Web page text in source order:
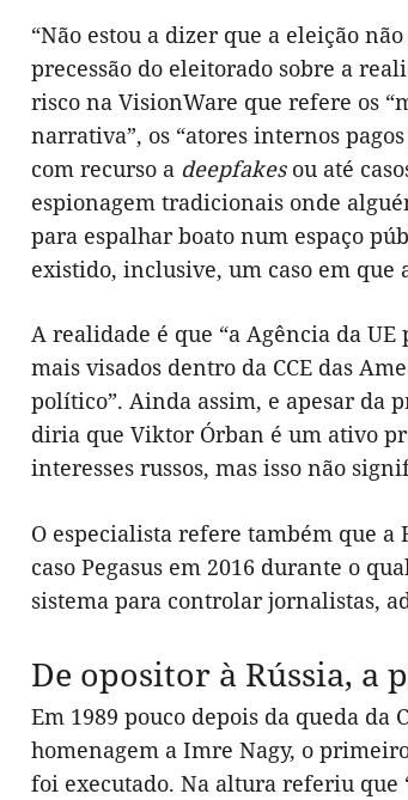
“Não estou a dizer que a eleição
precessão do eleitorado sobre a
risco na VisionWare que refere os
narrativa”, os “atores internos
com recurso a deepfakes ou até
espionagem tradicionais onde
para espalhar boato num espaço
existido, inclusive, um caso em
A realidade é que “a Agência da
mais visados dentro da CCE das
político”. Ainda assim, e apesar da
diria que Viktor Órban é um ativo
interesses russos, mas isso não
O especialista refere também que
caso Pegasus em 2016 durante o
sistema para controlar jornalistas,
De opositor à Rússia,
Em 1989 pouco depois da queda
homenagem a Imre Nagy, o
foi executado. Na altura referiu que